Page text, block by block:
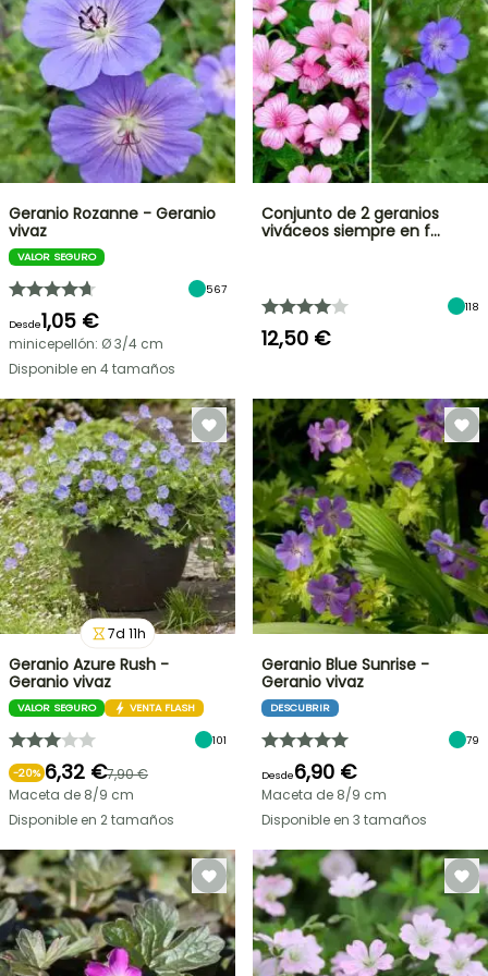
OFERTA
RELÁMPAGO
¡HASTA
UN
30
Geranio Rozanne - Geranio
vivaz
VALOR SEGURO
567
Desde1,05 €
minicepellón: Ø 3/4 cm
Disponible en 4 tamaños
Conjunto de 2 geranios
viváceos siempre en f…
118
12,50 €
7d 11h
Geranio Azure Rush -
Geranio vivaz
VALOR SEGURO VENTA FLASH
101
-20% 6,32 €7,90 €
Maceta de 8/9 cm
Disponible en 2 tamaños
Geranio Blue Sunrise -
Geranio vivaz
DESCUBRIR
79
Desde6,90 €
Maceta de 8/9 cm
Disponible en 3 tamaños